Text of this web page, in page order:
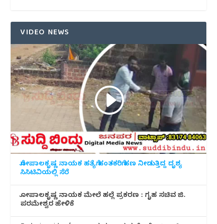
VIDEO NEWS
ಗೋಪಾಲಕೃಷ್ಣ ನಾಯಕ ಹತ್ಯೆಗೆ ಹಂತಕರಿಗೆ ಹಣ ನೀಡುತ್ತಿದ್ದ ದೃಶ್ಯ
ಸಿಸಿಟಿವಿಯಲ್ಲಿ ಸೆರೆ
ಗೋಪಾಲಕೃಷ್ಣ ನಾಯಕ ಮೇಲೆ ಹಲ್ಲೆ ಪ್ರಕರಣ : ಗೃಹ ಸಚಿವ ಜಿ.
ಪರಮೇಶ್ವರ ಹೇಳಿಕೆ